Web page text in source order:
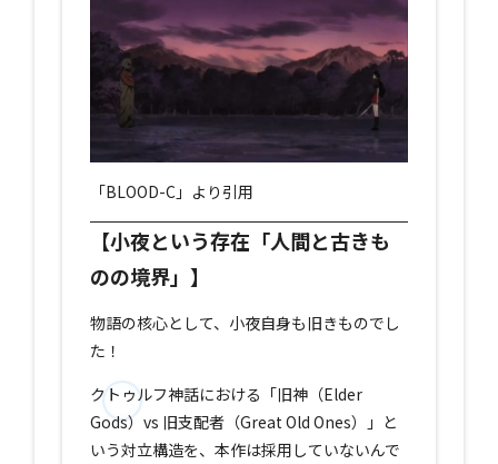
「BLOOD-C」より引用
【小夜という存在「人間と古きも
のの境界」】
物語の核心として、小夜自身も旧きものでし
た！
クトゥルフ神話における「旧神（Elder
Gods）vs 旧支配者（Great Old Ones）」と
いう対立構造を、本作は採用していないんで